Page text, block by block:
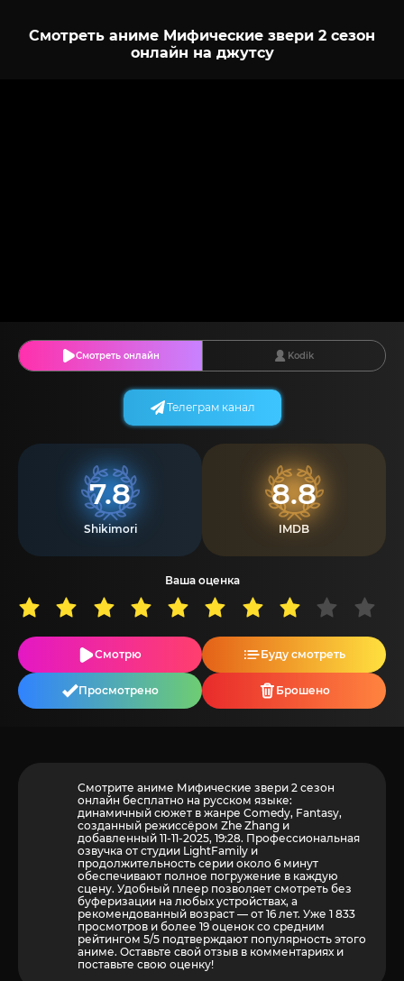
Смотреть аниме Мифические звери 2 сезон
онлайн на джутсу
Смотреть онлайн Kodik
7.8
Shikimori
8.8
IMDB
Ваша оценка
Смотрю Буду смотреть
Просмотрено Брошено
Телеграм канал
Смотрите аниме Мифические звери 2 сезон
онлайн бесплатно на русском языке:
динамичный сюжет в жанре Comedy, Fantasy,
созданный режиссёром Zhe Zhang и
добавленный 11-11-2025, 19:28. Профессиональная
озвучка от студии LightFamily и
продолжительность серии около 6 минут
обеспечивают полное погружение в каждую
сцену. Удобный плеер позволяет смотреть без
буферизации на любых устройствах, а
рекомендованный возраст — от 16 лет. Уже 1 833
просмотров и более 19 оценок со средним
рейтингом 5/5 подтверждают популярность этого
аниме. Оставьте свой отзыв в комментариях и
поставьте свою оценку!